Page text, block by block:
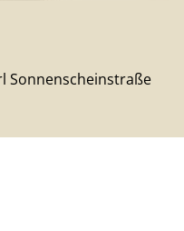
Sonnenscheinstraße